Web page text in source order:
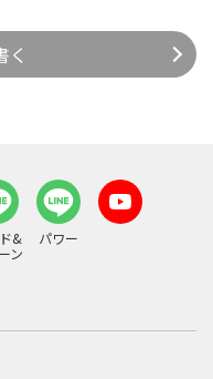
く
&
ン
パワー